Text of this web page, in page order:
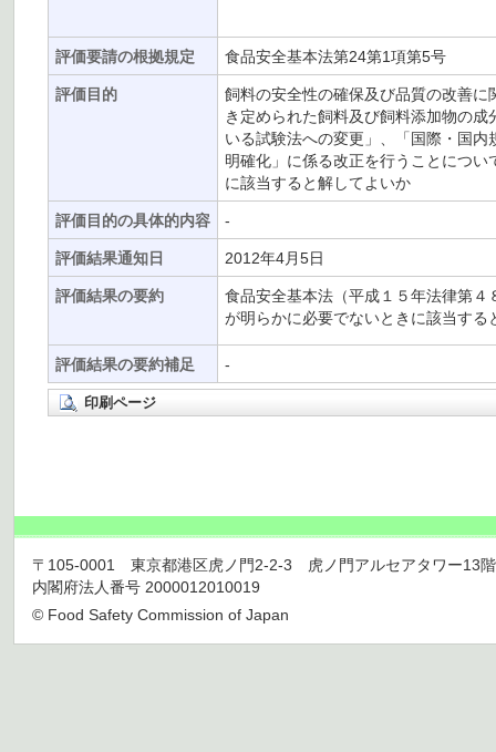
評価要請の根拠規定 食品安全基本法第24第1項第5号
評価目的
飼料の安全性の確保及び品質の改善
き定められた飼料及び飼料添加物の
いる試験法への変更」、「国際・国
明確化」に係る改正を行うことにつ
に該当すると解してよいか
評価目的の具体的内容 -
評価結果通知日 2012年4月5日
評価結果の要約
食品安全基本法（平成１５年法律第
が明らかに必要でないときに該当する
評価結果の要約補足 -
印刷ページ
〒105-0001 東京都港区虎ノ門2-2-3 虎ノ門アルセアタワー13
内閣府法人番号 2000012010019
© Food Safety Commission of Japan